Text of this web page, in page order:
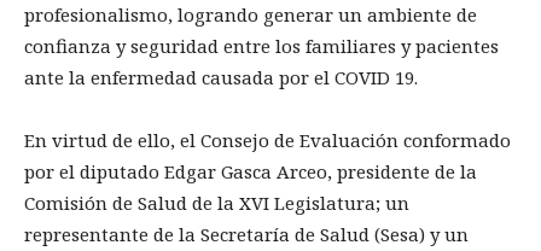
profesionalismo, logrando generar un ambiente de
confianza y seguridad entre los familiares y pacientes
ante la enfermedad causada por el COVID 19.
En virtud de ello, el Consejo de Evaluación conformado
por el diputado Edgar Gasca Arceo, presidente de la
Comisión de Salud de la XVI Legislatura; un
representante de la Secretaría de Salud (Sesa) y un